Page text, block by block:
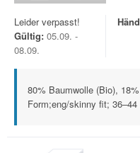
Leider verpasst!
Gültig: 05.09. -
08.09.
80% Baumwolle (Bio),
Form;eng/skinny fit; 36–44